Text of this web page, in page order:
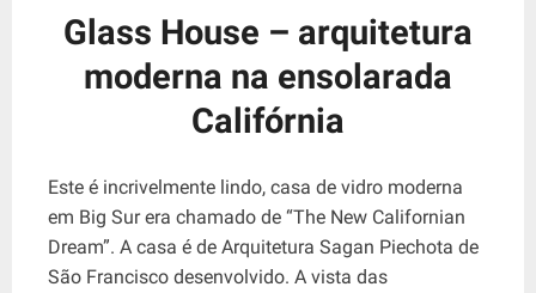
Glass House – arquitetura
moderna na ensolarada
Califórnia
Este é incrivelmente lindo, casa de vidro moderna
em Big Sur era chamado de “The New Californian
Dream”. A casa é de Arquitetura Sagan Piechota de
São Francisco desenvolvido. A vista das